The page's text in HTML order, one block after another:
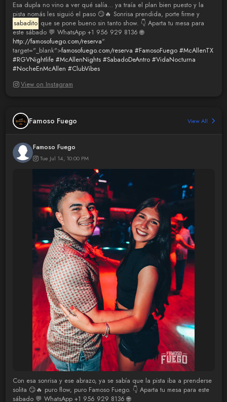
Esa dupla no vino a ver qué salía… ya traía el plan bien puesto y la
pista nomás les siguió el paso 😏🔥 Sonrisa prendida, porte firme y
sabadito que se pone bueno sin tanto show. 👇 Aparta tu mesa para
este sábado 💬 WhatsApp +1 956 929 8136 🌐
http://famosofuego.com/reserva"
target="_blank">famosofuego.com/reserva #FamosoFuego #McAllenTX
#RGVNightlife #McAllenNights #SabadoDeAntro #VidaNocturna
#NocheEnMcAllen #ClubVibes
View on Instagram
Famoso Fuego View All
Famoso Fuego
Tue Jul 14, 10:00 PM
Con esa sonrisa y ese abrazo, ya se sabía que la pista iba a prenderse
solita 😏🔥 puro flow, puro Famoso Fuego. 👇 Aparta tu mesa para este
sábado 💬 WhatsApp +1 956 929 8136 🌐